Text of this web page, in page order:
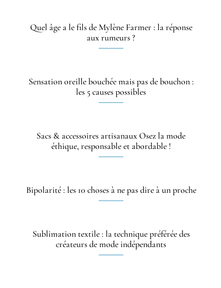
Quel âge a le fils de Mylène Farmer : la réponse
aux rumeurs ?
Sensation oreille bouchée mais pas de bouchon :
les 5 causes possibles
Sacs & accessoires artisanaux Osez la mode
éthique, responsable et abordable !
Bipolarité : les 10 choses à ne pas dire à un proche
Sublimation textile : la technique préférée des
créateurs de mode indépendants